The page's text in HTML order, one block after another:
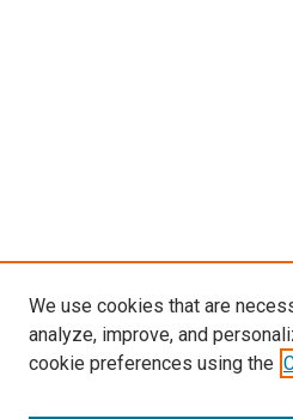
We use cookies that are
analyze, improve, and
cookie preferences using the